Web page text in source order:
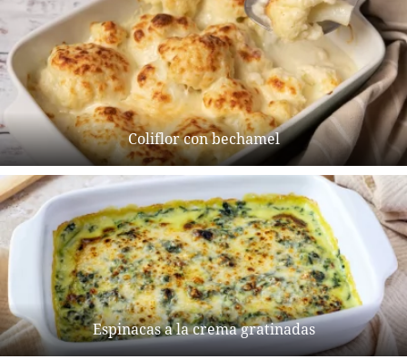
Coliflor con bechamel
Espinacas a la crema gratinadas